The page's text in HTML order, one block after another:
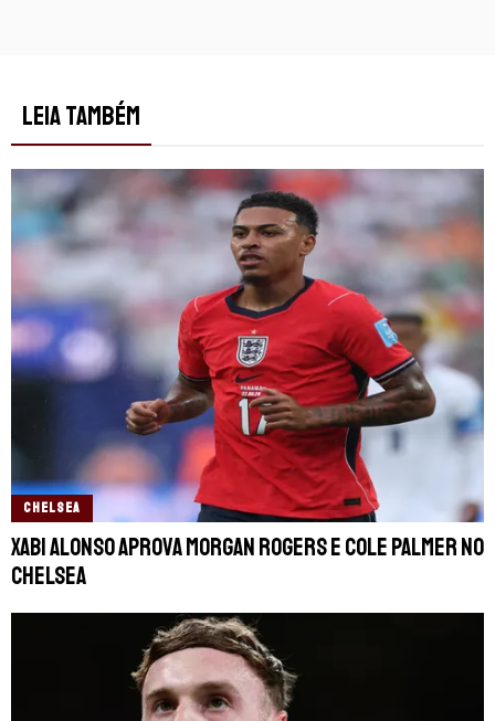
LEIA TAMBÉM
CHELSEA
Xabi Alonso aprova Morgan Rogers e Cole Palmer no
Chelsea